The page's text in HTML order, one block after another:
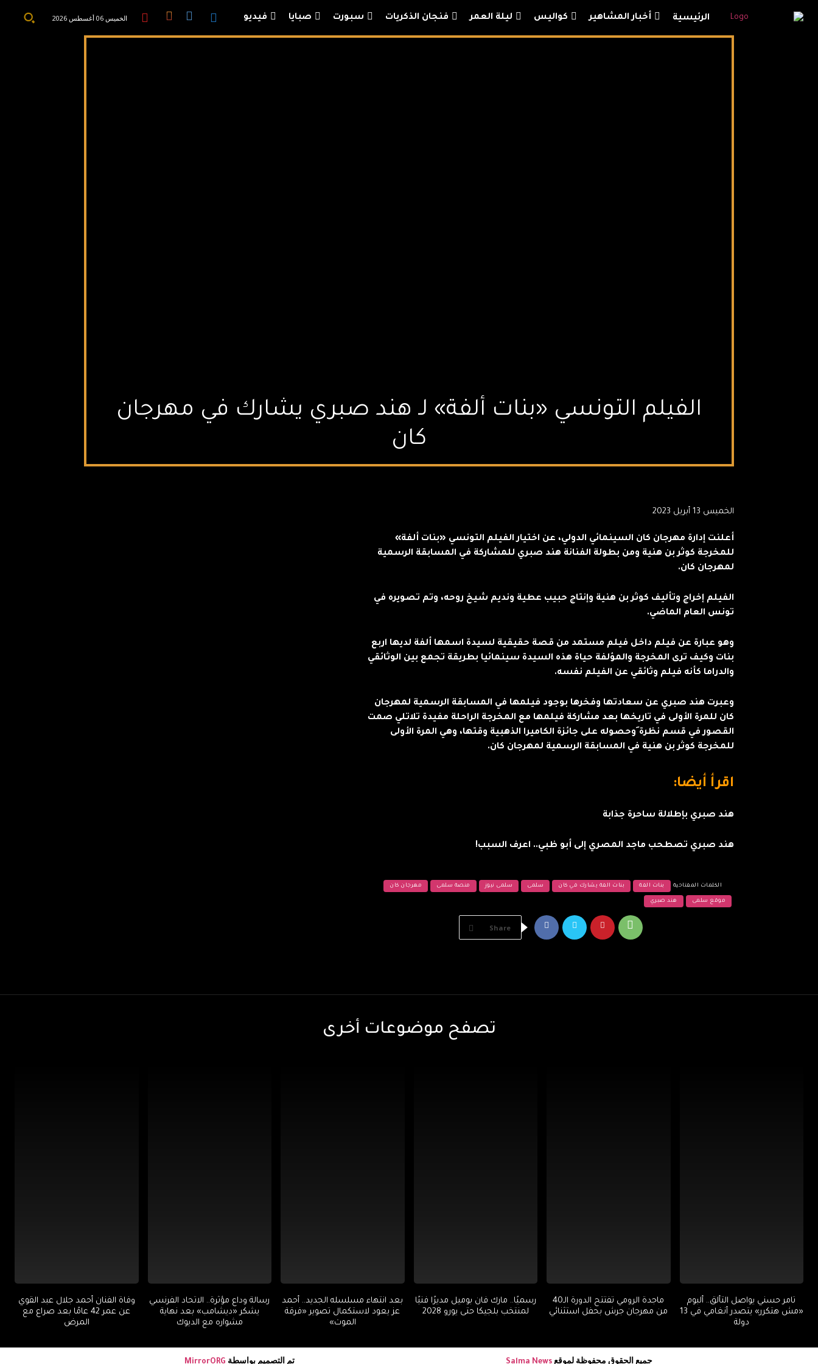
الرئيسية أخبار المشاهير كواليس ليلة العمر فنجان الذكريات سبورت صبايا فيديو الخميس 06 أغسطس 2026
الفيلم التونسي «بنات ألفة» لـ هند صبري يشارك في مهرجان
كان
الخميس 13 أبريل 2023
أعلنت إدارة مهرجان كان السينمائي الدولي، عن اختيار الفيلم التونسي «بنات ألفة»
للمخرجة كوثر بن هنية ومن بطولة الفنانة هند صبري للمشاركة في المسابقة الرسمية
لمهرجان كان.
الفيلم إخراج وتأليف كوثر بن هنية وإنتاج حبيب عطية ونديم شيخ روحه، وتم تصويره في
تونس العام الماضي.
وهو عبارة عن فيلم داخل فيلم مستمد من قصة حقيقية لسيدة اسمها ألفة لديها اربع
بنات وكيف ترى المخرجة والمؤلفة حياة هذه السيدة سينمائيا بطريقة تجمع بين الوثائقي
والدراما كأنه فيلم وثائقي عن الفيلم نفسه.
وعبرت هند صبري عن سعادتها وفخرها بوجود فيلمها في المسابقة الرسمية لمهرجان
كان للمرة الأولى في تاريخها بعد مشاركة فيلمها مع المخرجة الراحلة مفيدة تلاتلي صمت
القصور في قسم نظرة َوحصوله على جائزة الكاميرا الذهبية وقتها، وهي المرة الأولى
للمخرجة كوثر بن هنية في المسابقة الرسمية لمهرجان كان.
اقرأ أيضا:
هند صبري بإطلالة ساحرة جذابة
هند صبري تصطحب ماجد المصري إلى أبو ظبي.. اعرف السبب!
الكلمات المفتاحية بنات الفة بنات الفة يشارك في كان سلمى سلمى نيوز منصة سلمى مهرجان كان
موقع سلمى هند صبري
Share
تصفح موضوعات أخرى
تامر حسني يواصل التألق.. ألبوم
«مش هتكرر» يتصدر أنغامي في 13
دولة
ماجدة الرومي تفتتح الدورة الـ40
من مهرجان جرش بحفل استثنائي
رسميًا.. مارك فان بوميل مديرًا فنيًا
لمنتخب بلجيكا حتى يورو 2028
بعد انتهاء مسلسله الجديد.. أحمد
عز يعود لاستكمال تصوير «فرقة
الموت»
رسالة وداع مؤثرة.. الاتحاد الفرنسي
يشكر «ديشامب» بعد نهاية
مشواره مع الديوك
وفاة الفنان أحمد جلال عبد القوي
عن عمر 42 عامًا بعد صراع مع
المرض
تم التصميم بواسطة جميع الحقوق محفوظة لموقعSalma News